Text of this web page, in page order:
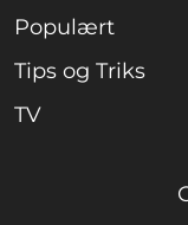
Populært
Tips og Triks
TV